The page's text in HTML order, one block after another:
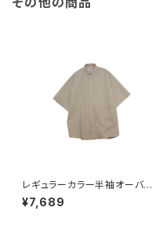
レギュラーカラー半袖オーバー
サイズシャツ【INTERPLAY】
¥7,689